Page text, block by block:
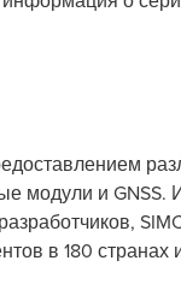
модули и
в 180 странах